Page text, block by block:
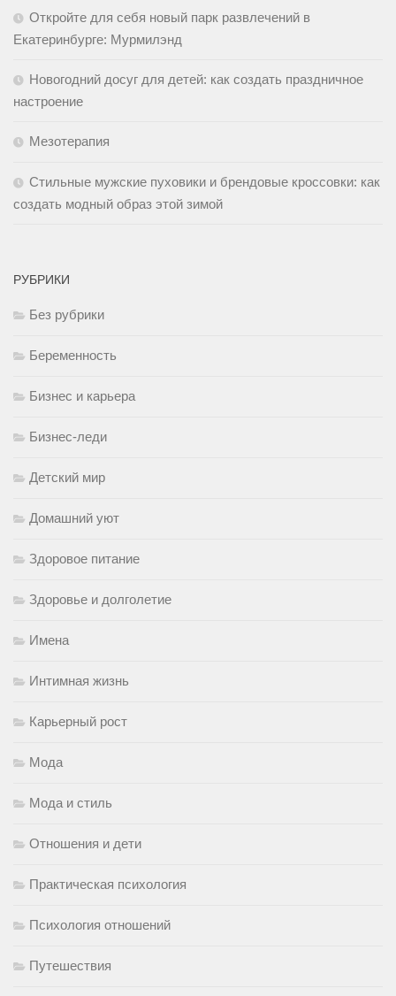
Откройте для себя новый парк развлечений в
Екатеринбурге: Мурмилэнд
Новогодний досуг для детей: как создать праздничное
настроение
Мезотерапия
Стильные мужские пуховики и брендовые кроссовки: как
создать модный образ этой зимой
РУБРИКИ
Без рубрики
Беременность
Бизнес и карьера
Бизнес-леди
Детский мир
Домашний уют
Здоровое питание
Здоровье и долголетие
Имена
Интимная жизнь
Карьерный рост
Мода
Мода и стиль
Отношения и дети
Практическая психология
Психология отношений
Путешествия